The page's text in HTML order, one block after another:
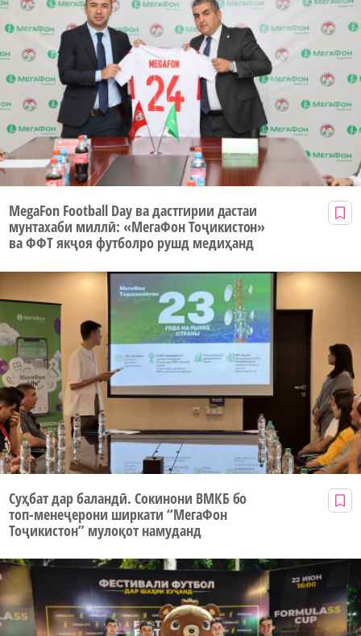
MegaFon Football Day ва дастгирии дастаи
мунтахаби миллӣ: «МегаФон Тоҷикистон»
ва ФФТ якҷоя футболро рушд медиҳанд
Суҳбат дар баландӣ. Сокинони ВМКБ бо
топ-менеҷерони ширкати “МегаФон
Тоҷикистон” мулоқот намуданд